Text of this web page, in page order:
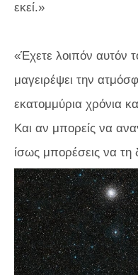
εκεί.»
«Έχετε λοιπόν αυτόν
μαγειρέψει την
εκατομμύρια χρόνια
Και αν μπορείς να
ίσως μπορέσεις να τη